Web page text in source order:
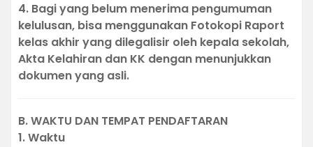
4. Bagi yang belum menerima pengumuman
kelulusan, bisa menggunakan Fotokopi Raport
kelas akhir yang dilegalisir oleh kepala sekolah,
Akta Kelahiran dan KK dengan menunjukkan
dokumen yang asli.
B. WAKTU DAN TEMPAT PENDAFTARAN
1. Waktu